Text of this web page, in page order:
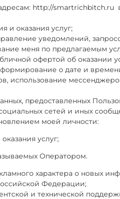
http://smartrichbitch.ru
и оказания услуг;
уведомлений,
меня по предлагаемым
офертой об
о дате и
использование
предоставленных
сетей и иных
моей личности:
услуг;
Оператором.
характера о новых
Федерации;
и технической